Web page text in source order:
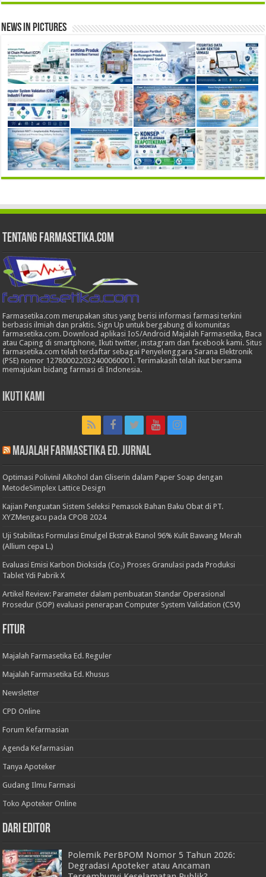
News in Pictures
Tentang Farmasetika.com
Farmasetika.com merupakan situs yang berisi informasi farmasi terkini
berbasis ilmiah dan praktis. Sign Up untuk bergabung di komunitas
farmasetika.com. Download aplikasi IoS/Android Majalah Farmasetika, Baca
atau Caping di smartphone, Ikuti twitter, instagram dan facebook kami. Situs
farmasetika.com telah terdaftar sebagai Penyelenggara Sarana Elektronik
(PSE) nomor 127800022032400060001. Terimakasih telah ikut bersama
memajukan bidang farmasi di Indonesia.
Ikuti Kami
Majalah Farmasetika Ed. Jurnal
Optimasi Polivinil Alkohol dan Gliserin dalam Paper Soap dengan
MetodeSimplex Lattice Design
Kajian Penguatan Sistem Seleksi Pemasok Bahan Baku Obat di PT.
XYZMengacu pada CPOB 2024
Uji Stabilitas Formulasi Emulgel Ekstrak Etanol 96% Kulit Bawang Merah
(Allium cepa L.)
Evaluasi Emisi Karbon Dioksida (Co₂) Proses Granulasi pada Produksi
Tablet Ydi Pabrik X
Artikel Review: Parameter dalam pembuatan Standar Operasional
Prosedur (SOP) evaluasi penerapan Computer System Validation (CSV)
Fitur
Majalah Farmasetika Ed. Reguler
Majalah Farmasetika Ed. Khusus
Newsletter
CPD Online
Forum Kefarmasian
Agenda Kefarmasian
Tanya Apoteker
Gudang Ilmu Farmasi
Toko Apoteker Online
Dari Editor
Polemik PerBPOM Nomor 5 Tahun 2026:
Degradasi Apoteker atau Ancaman